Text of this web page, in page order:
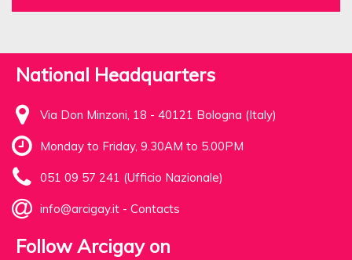
National Headquarters
Via Don Minzoni, 18 - 40121 Bologna (Italy)
Monday to Friday, 9.30AM to 5.00PM
051 09 57 241 (Ufficio Nazionale)
info@arcigay.it - Contacts
Follow Arcigay on